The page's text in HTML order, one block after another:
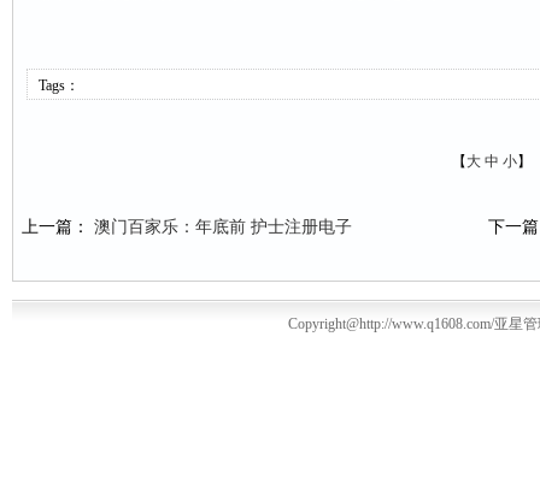
Tags：
【 大 中 小】
上一篇： 澳门百家乐：年底前 护士注册电子 下一
Copyright@http://www.q1608.com/亚星